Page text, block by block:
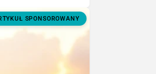
SPONSOROWANY